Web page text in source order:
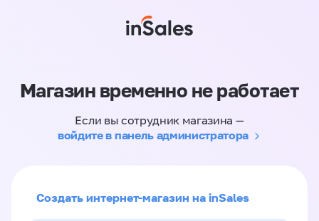
Магазин временно не работает
Если вы сотрудник магазина —
войдите в панель администратора
Создать интернет-магазин на inSales